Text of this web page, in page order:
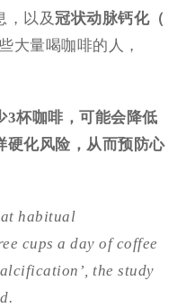
，以及 冠状动脉钙化（
大量喝咖啡的人，
3杯咖啡，可能会降低
硬化风险，从而预防心
habitual
cups a day of coffee
the study